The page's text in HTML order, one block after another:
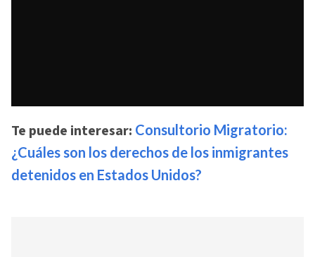
Te puede interesar: Consultorio Migratorio:
¿Cuáles son los derechos de los inmigrantes
detenidos en Estados Unidos?